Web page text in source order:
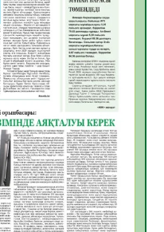
33
сақтау – әр
33
31
аясында
жобасы
30